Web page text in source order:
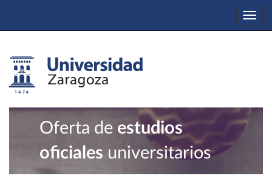
Oferta de estudios
oficiales universitarios